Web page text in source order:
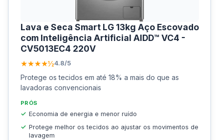
Lava e Seca Smart LG 13kg Aço Escovado
com Inteligência Artificial AIDD™ VC4 -
CV5013EC4 220V
★★★★½4.8/5
Protege os tecidos em até 18% a mais do que as
lavadoras convencionais
PRÓS
Economia de energia e menor ruído
Protege melhor os tecidos ao ajustar os movimentos de
lavagem